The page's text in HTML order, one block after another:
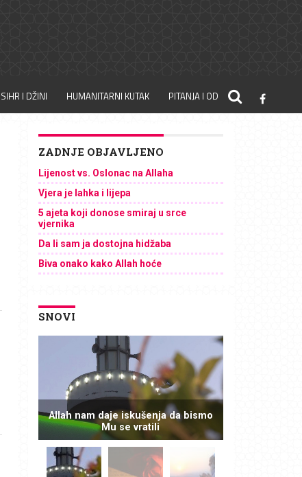
SIHR I DŽINI HUMANITARNI KUTAK PITANJA I ODGOVORI
ZADNJE OBJAVLJENO
Lijenost vs. Oslonac na Allaha
Vjera je lahka i lijepa
5 ajeta koji donose smiraj u srce
vjernika
Da li sam ja dostojna hidžaba
Biva onako kako Allah hoće
SNOVI
Allah nam daje iskušenja da bismo
Mu se vratili